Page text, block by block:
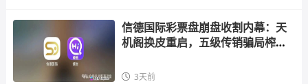
信德国际彩票盘崩盘收割内幕：天
机阁换皮重启，五级传销骗局榨干
3天前